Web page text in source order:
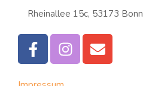
Rheinallee 15c, 53173 Bonn